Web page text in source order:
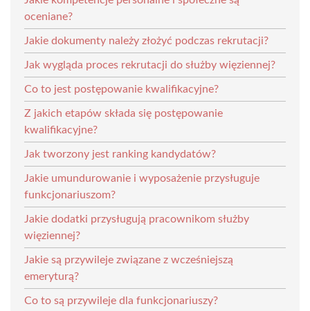
oceniane?
Jakie dokumenty należy złożyć podczas rekrutacji?
Jak wygląda proces rekrutacji do służby więziennej?
Co to jest postępowanie kwalifikacyjne?
Z jakich etapów składa się postępowanie
kwalifikacyjne?
Jak tworzony jest ranking kandydatów?
Jakie umundurowanie i wyposażenie przysługuje
funkcjonariuszom?
Jakie dodatki przysługują pracownikom służby
więziennej?
Jakie są przywileje związane z wcześniejszą
emeryturą?
Co to są przywileje dla funkcjonariuszy?